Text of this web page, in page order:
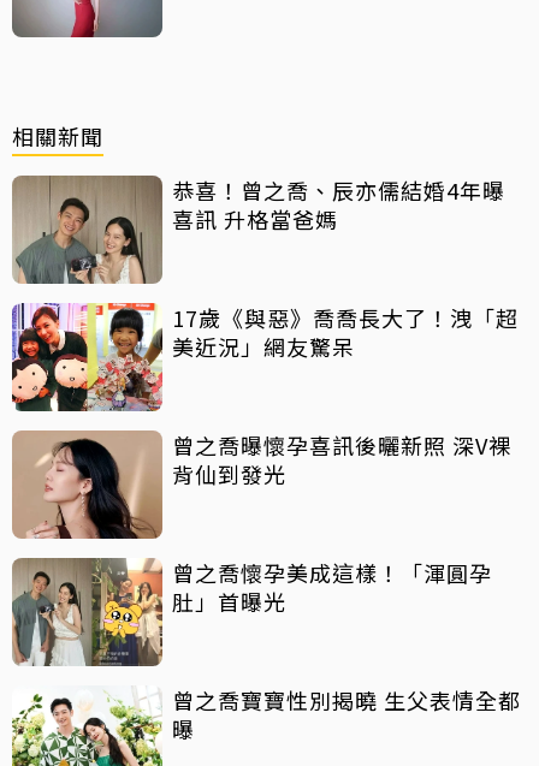
相關新聞
恭喜！曾之喬、辰亦儒結婚4年曝
喜訊 升格當爸媽
17歲《與惡》喬喬長大了！洩「超
美近況」網友驚呆
曾之喬曝懷孕喜訊後曬新照 深V裸
背仙到發光
曾之喬懷孕美成這樣！「渾圓孕
肚」首曝光
曾之喬寶寶性別揭曉 生父表情全都
曝